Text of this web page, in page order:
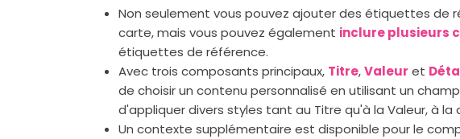
Non seulement vous pouvez ajouter des étiquettes de
carte, mais vous pouvez également inclure plusieurs
étiquettes de référence.
Avec trois composants principaux, Titre,Valeur et
de choisir un contenu personnalisé en utilisant un
d'appliquer divers styles tant au Titre qu'à la Valeur, à
Un contexte supplémentaire est disponible pour le